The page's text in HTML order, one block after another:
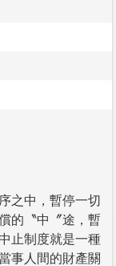
之中，暫停一切
的〝中〞途，暫
止制度就是一種
事人間的財產關